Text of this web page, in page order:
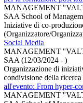
MANAGEMENT
SAA School of
Iniziative di co-
(Organizzatore/
Social Media
MANAGEMENT
SAA (12/03/2024 - )
Organizzazione di
condivisione della
all'evento: From hyper-
MANAGEMENT